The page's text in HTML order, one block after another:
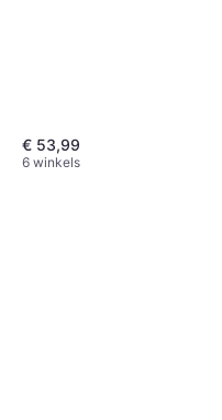
€ 53,99
6 winkels